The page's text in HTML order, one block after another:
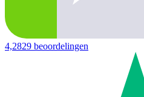
4,2829 beoordelingen